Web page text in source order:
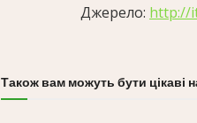
Джерело: http://
Також вам можуть бути цікаві